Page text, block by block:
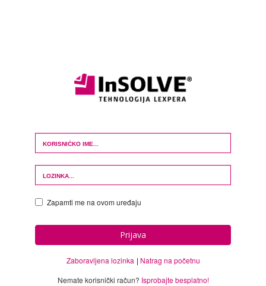
Login Form
Zapamti me na ovom uređaju
Prijava
Zaboravljena lozinka
Natrag na početnu
Nemate korisnički račun? Isprobajte besplatno!